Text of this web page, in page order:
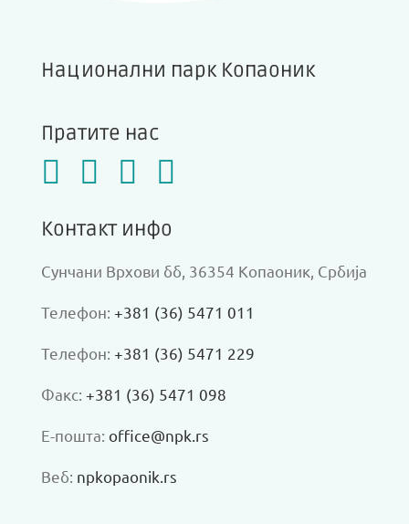
Национални парк Копаоник
Пратите нас
Контакт инфо
Сунчани Врхови бб, 36354 Копаоник, Србија
Телефон: +381 (36) 5471 011
Телефон: +381 (36) 5471 229
Факс: +381 (36) 5471 098
Е-пошта: office@npk.rs
Веб: npkopaonik.rs